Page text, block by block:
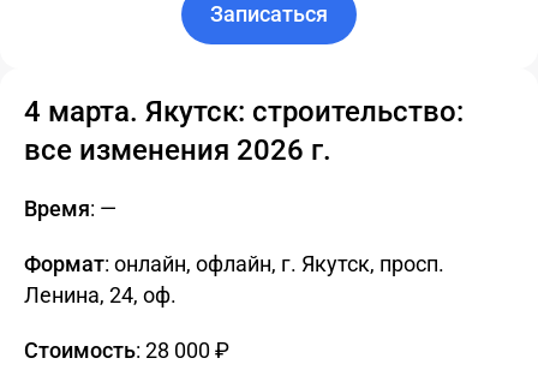
Записаться
4 марта. Якутск: строительство:
все изменения 2026 г.
Время: —
Формат: онлайн, офлайн, г. Якутск, просп.
Ленина, 24, oф.
Стоимость: 28 000 ₽